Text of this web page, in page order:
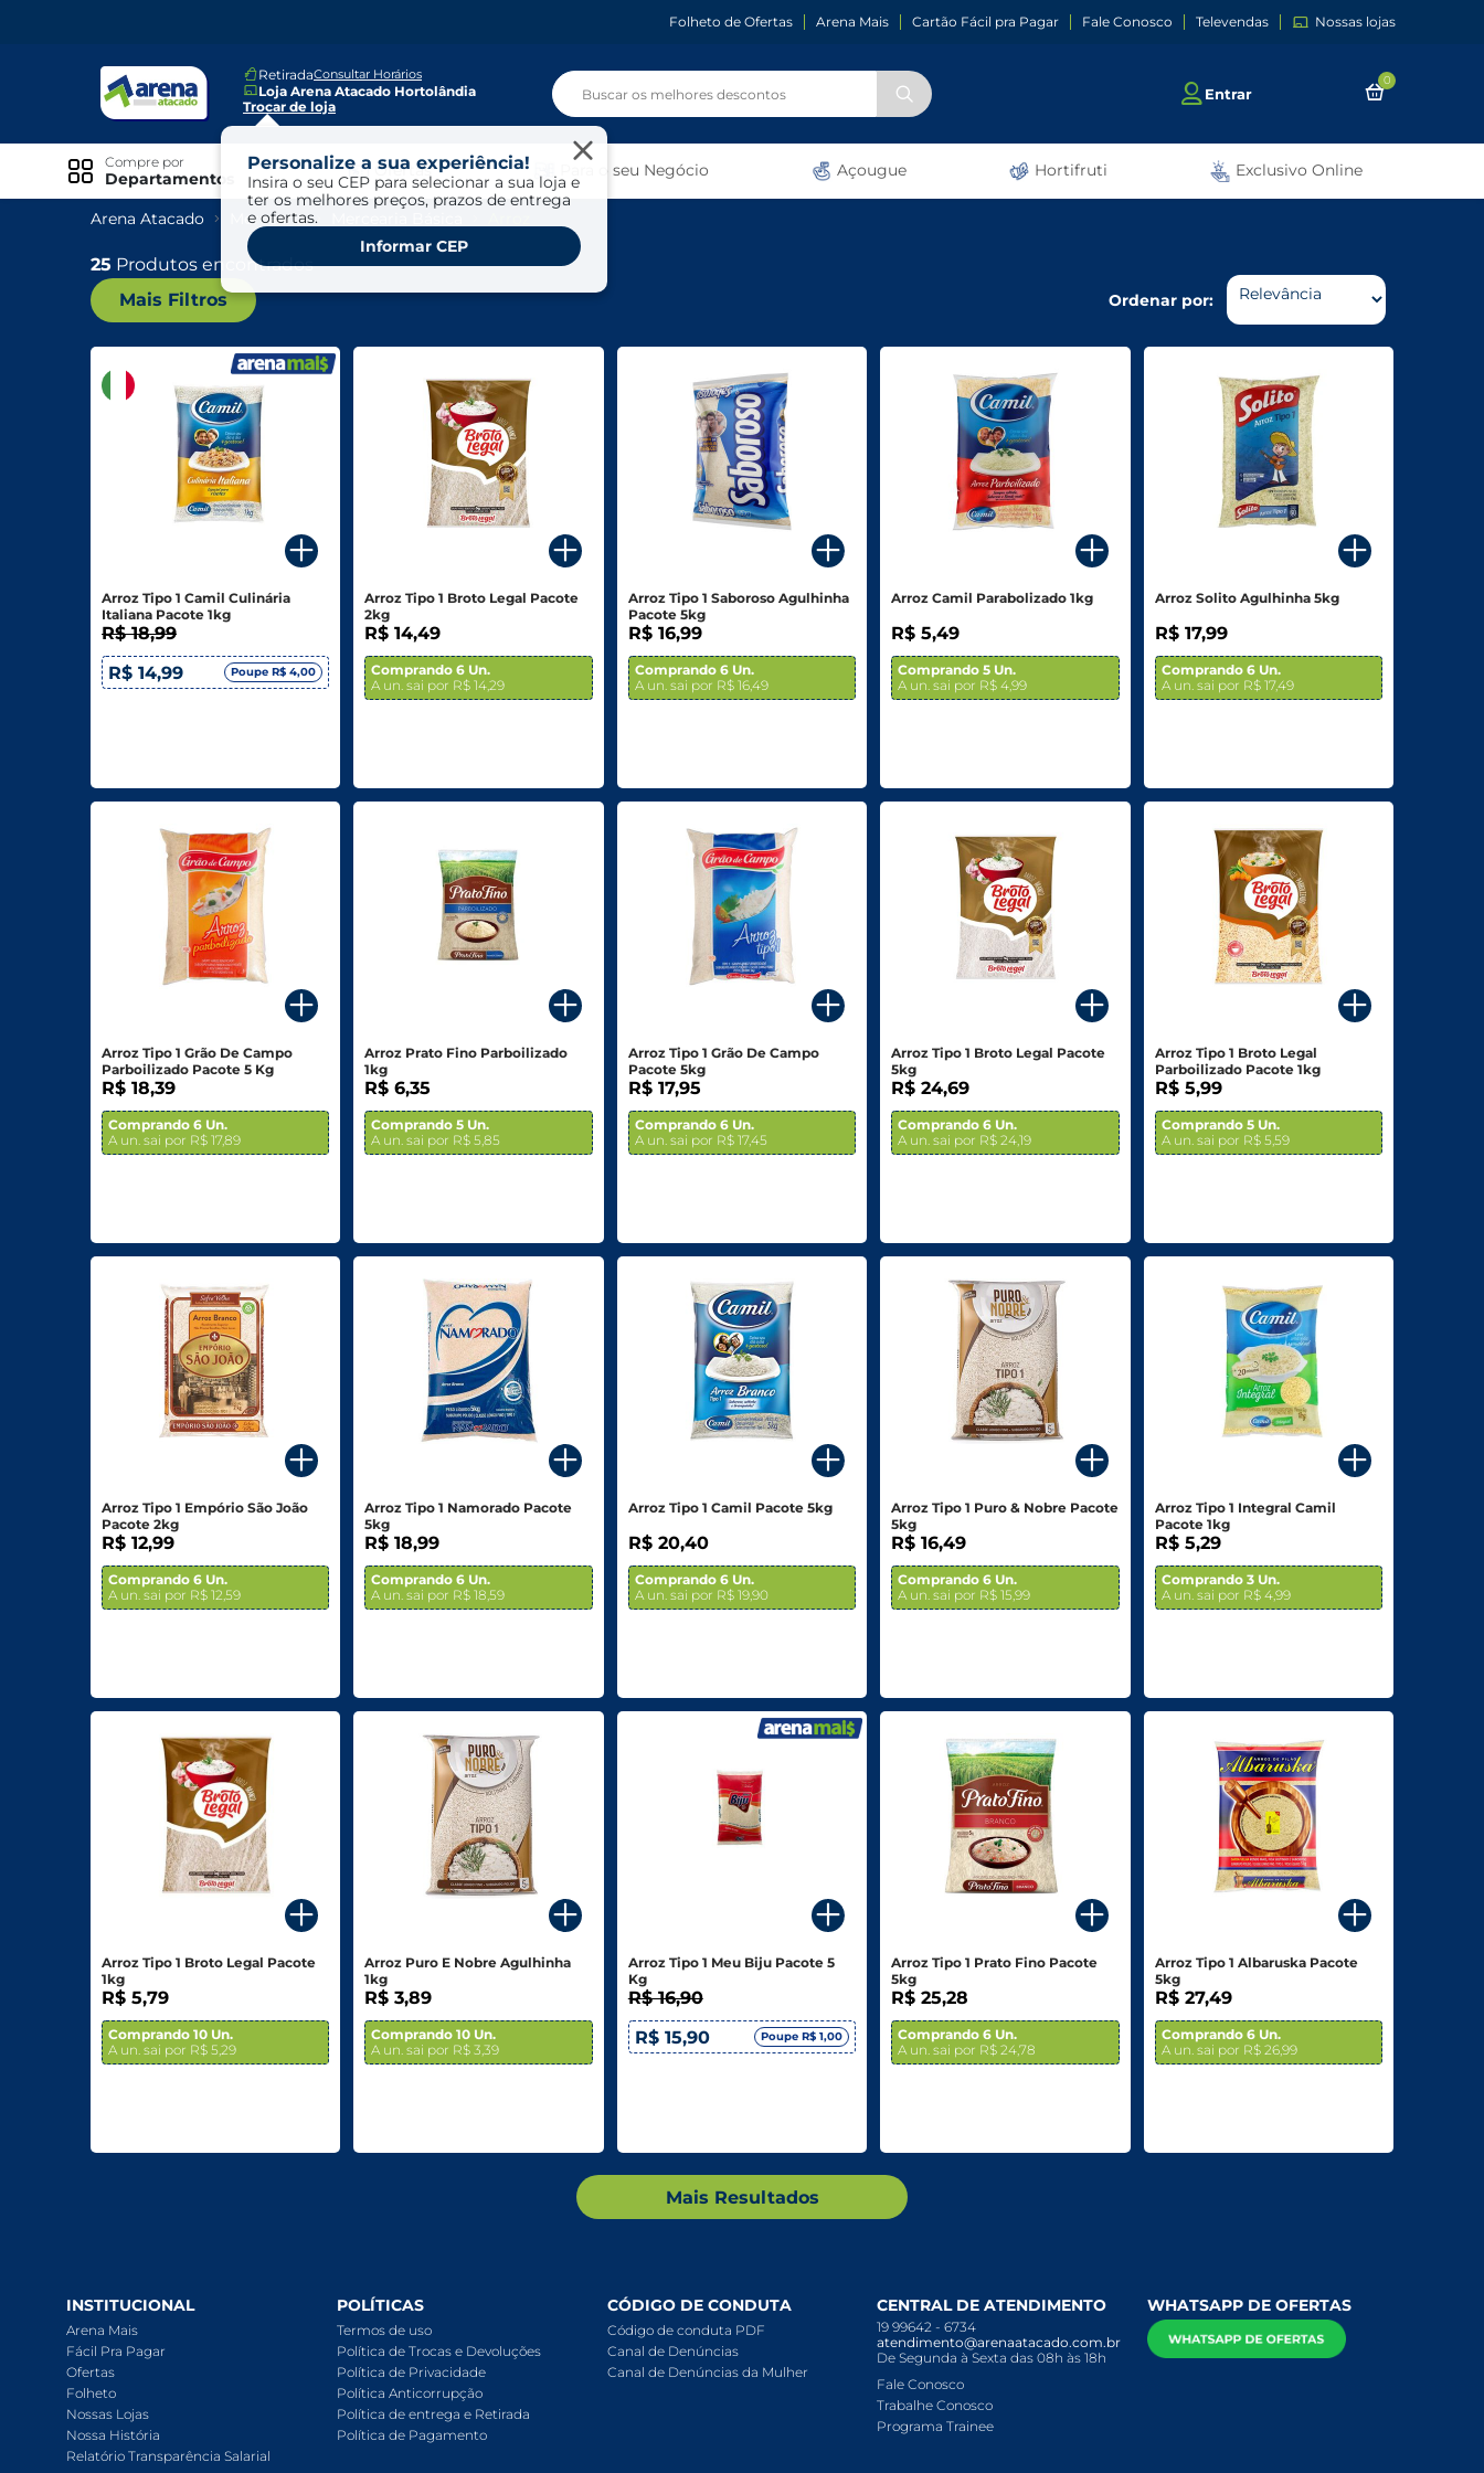
Folheto de Ofertas Arena Mais Cartão Fácil pra Pagar Fale Conosco Televendas Nossas lojas
RetiradaConsultar Horários
Loja Arena Atacado Hortolândia
Trocar de loja
Personalize a sua experiência!
Insira o seu CEP para selecionar a sua loja e
ter os melhores preços, prazos de entrega
e ofertas.
Informar CEP
Entrar
0
Ofertas Para o seu Negócio Açougue Hortifruti Exclusivo Online
Compre por
Departamentos
Especiais
Exclusivo Online
Ofertas
Ofertas Arena Mais
Ofertas Cartão Fácil pra Pagar
Mercearia
Bebidas
Carnes, Aves E Peixes
Frios E Laticínios
Higiene E Beleza
Doces E Sobremesas
Padaria
Saudáveis E Ôrganicos
Arena Atacado Mercearia
25 Produtos encontrados
Mais Filtros
Ordenar por:
Arroz Tipo 1 Camil Culinária
Italiana Pacote 1kg
R$ 18,99
R$ 14,99
Poupe R$ 4,00
Arroz Tipo 1 Broto Legal Pacote
2kg
R$ 14,49
Comprando 6 Un.
A un. sai por R$ 14,29
Arroz Tipo 1 Saboroso Agulhinha
Pacote 5kg
R$ 16,99
Comprando 6 Un.
A un. sai por R$ 16,49
Arroz Camil Parabolizado 1kg
R$ 5,49
Comprando 5 Un.
A un. sai por R$ 4,99
Arroz Solito Agulhinha 5kg
R$ 17,99
Comprando 6 Un.
A un. sai por R$ 17,49
Arroz Tipo 1 Grão De Campo
Parboilizado Pacote 5 Kg
R$ 18,39
Comprando 6 Un.
A un. sai por R$ 17,89
Arroz Prato Fino Parboilizado
1kg
R$ 6,35
Comprando 5 Un.
A un. sai por R$ 5,85
Arroz Tipo 1 Grão De Campo
Pacote 5kg
R$ 17,95
Comprando 6 Un.
A un. sai por R$ 17,45
Arroz Tipo 1 Broto Legal Pacote
5kg
R$ 24,69
Comprando 6 Un.
A un. sai por R$ 24,19
Arroz Tipo 1 Broto Legal
Parboilizado Pacote 1kg
R$ 5,99
Comprando 5 Un.
A un. sai por R$ 5,59
Arroz Tipo 1 Empório São João
Pacote 2kg
R$ 12,99
Comprando 6 Un.
A un. sai por R$ 12,59
Arroz Tipo 1 Namorado Pacote
5kg
R$ 18,99
Comprando 6 Un.
A un. sai por R$ 18,59
Arroz Tipo 1 Camil Pacote 5kg
R$ 20,40
Comprando 6 Un.
A un. sai por R$ 19,90
Arroz Tipo 1 Puro & Nobre Pacote
5kg
R$ 16,49
Comprando 6 Un.
A un. sai por R$ 15,99
Arroz Tipo 1 Integral Camil
Pacote 1kg
R$ 5,29
Comprando 3 Un.
A un. sai por R$ 4,99
Arroz Tipo 1 Broto Legal Pacote
1kg
R$ 5,79
Comprando 10 Un.
A un. sai por R$ 5,29
Arroz Puro E Nobre Agulhinha
1kg
R$ 3,89
Comprando 10 Un.
A un. sai por R$ 3,39
Arroz Tipo 1 Meu Biju Pacote 5
Kg
R$ 16,90
R$ 15,90
Poupe R$ 1,00
Arroz Tipo 1 Prato Fino Pacote
5kg
R$ 25,28
Comprando 6 Un.
A un. sai por R$ 24,78
Arroz Tipo 1 Albaruska Pacote
5kg
R$ 27,49
Comprando 6 Un.
A un. sai por R$ 26,99
Mais Resultados
INSTITUCIONAL
Arena Mais
Fácil Pra Pagar
Ofertas
Folheto
Nossas Lojas
Nossa História
Relatório Transparência Salarial
POLÍTICAS
Termos de uso
Política de Trocas e Devoluções
Política de Privacidade
Política Anticorrupção
Política de entrega e Retirada
Política de Pagamento
CÓDIGO DE CONDUTA
Código de conduta PDF
Canal de Denúncias
Canal de Denúncias da Mulher
CENTRAL DE ATENDIMENTO
19 99642 - 6734
atendimento@arenaatacado.com.br
De Segunda à Sexta das 08h às 18h
Fale Conosco
Trabalhe Conosco
Programa Trainee
WHATSAPP DE OFERTAS